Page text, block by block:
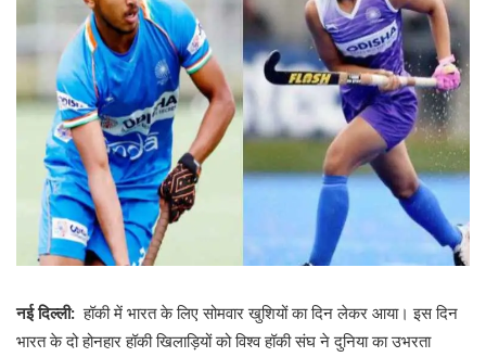
नई दिल्ली: हॉकी में भारत के लिए सोमवार खुशियों का दिन लेकर आया। इस दिन
भारत के दो होनहार हॉकी खिलाड़ियों को विश्व हॉकी संघ ने दुनिया का उभरता